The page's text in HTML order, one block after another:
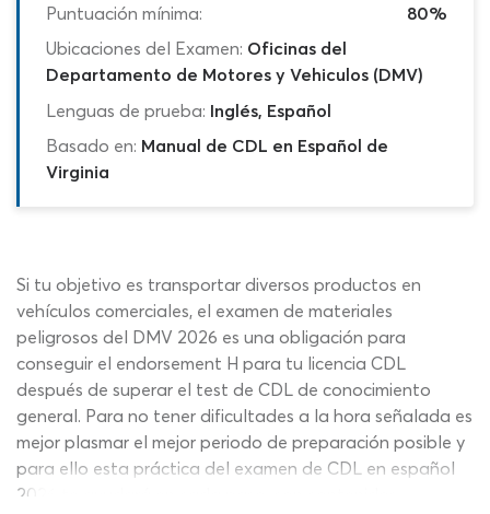
Puntuación mínima:
80%
Ubicaciones del Examen: Oficinas del
Departamento de Motores y Vehiculos (DMV)
Lenguas de prueba: Inglés, Español
Basado en: Manual de CDL en Español de
Virginia
Si tu objetivo es transportar diversos productos en
vehículos comerciales, el examen de materiales
peligrosos del DMV 2026 es una obligación para
conseguir el endorsement H para tu licencia CDL
después de superar el test de CDL de conocimiento
general. Para no tener dificultades a la hora señalada es
mejor plasmar el mejor periodo de preparación posible y
para ello esta práctica del examen de CDL en español
2026 te ayudará en cada paso, con contenidos